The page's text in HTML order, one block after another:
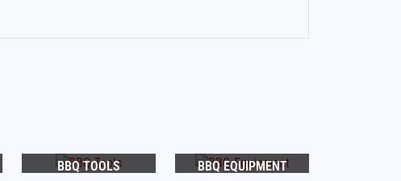
BBQ TOOLS BBQ EQUIPMENT